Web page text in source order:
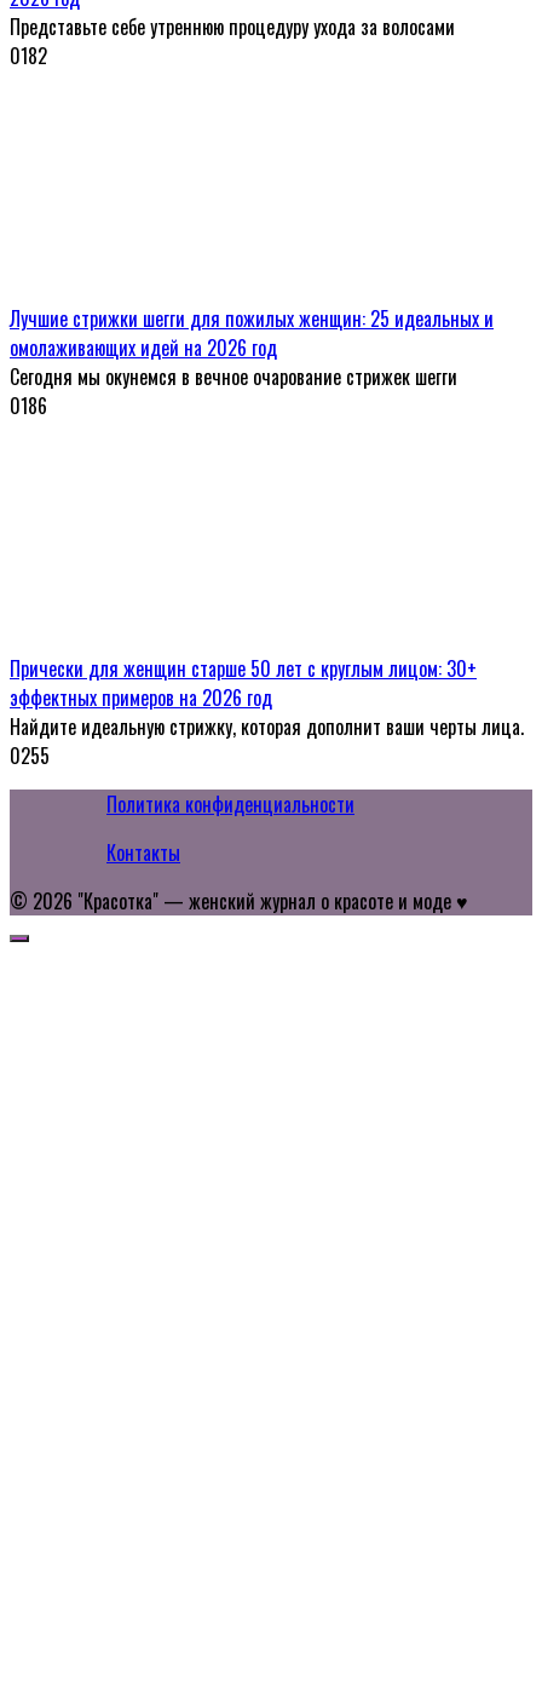
Представьте себе утреннюю процедуру ухода за волосами
0182
Лучшие стрижки шегги для пожилых женщин: 25 идеальных и
омолаживающих идей на 2026 год
Сегодня мы окунемся в вечное очарование стрижек шегги
0186
Прически для женщин старше 50 лет с круглым лицом: 30+
эффектных примеров на 2026 год
Найдите идеальную стрижку, которая дополнит ваши черты лица.
0255
Политика конфиденциальности
Контакты
© 2026 "Красотка" — женский журнал о красоте и моде ♥